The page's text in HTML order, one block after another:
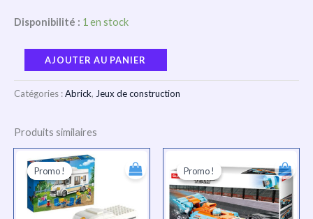
Disponibilité : 1 en stock
AJOUTER AU PANIER
Catégories :Abrick, Jeux de construction
Produits similaires
Promo !
Promo !
Le
prix
initial
était :
TND
156.000.
prix
actuel
117.000.
Promo !
Promo !
prix
initial
était :
TND
88.000.
prix
actuel
est :
TND
66.000.